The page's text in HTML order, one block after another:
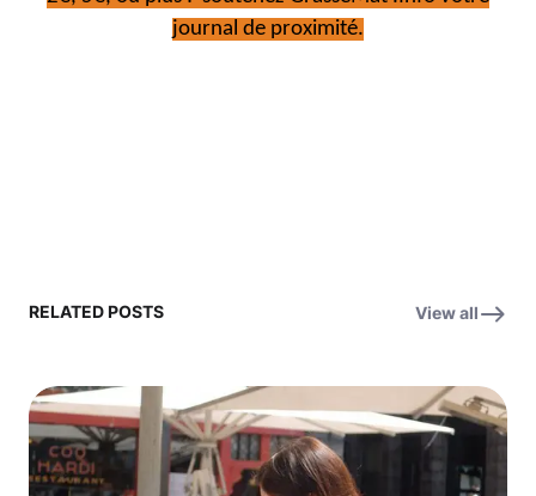
journal de proximité.
RELATED POSTS View all